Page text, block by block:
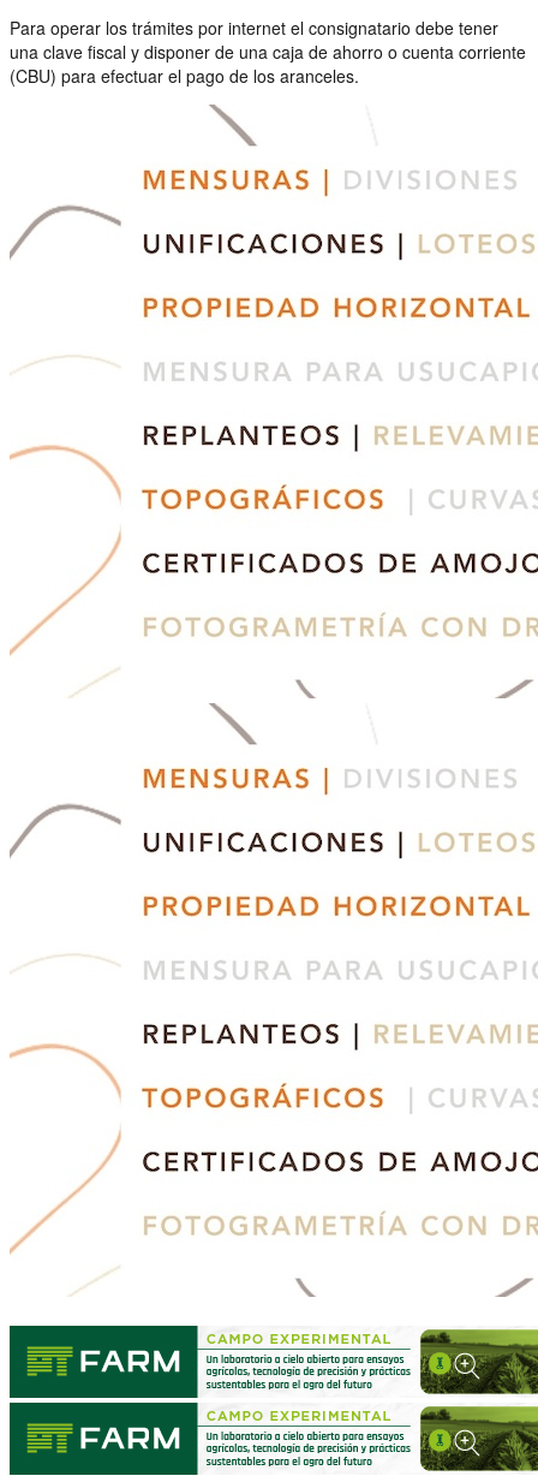
Para operar los trámites por internet el consignatario debe tener
una clave fiscal y disponer de una caja de ahorro o cuenta corriente
(CBU) para efectuar el pago de los aranceles.